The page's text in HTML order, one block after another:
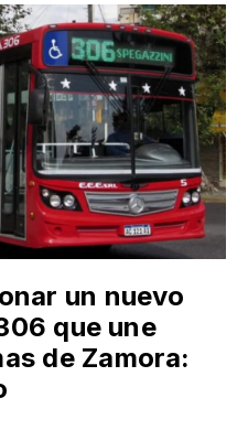
un nuevo
que une
de Zamora: